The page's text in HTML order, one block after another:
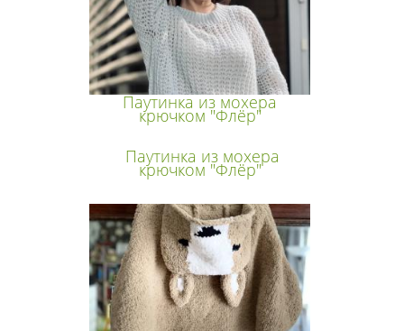
Паутинка из мохера
крючком "Флёр"
Паутинка из мохера
крючком "Флёр"